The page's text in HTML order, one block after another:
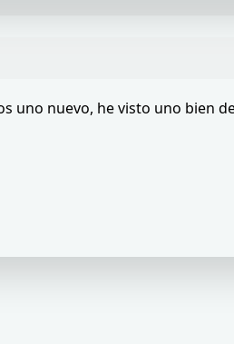
uno nuevo, he visto uno bien